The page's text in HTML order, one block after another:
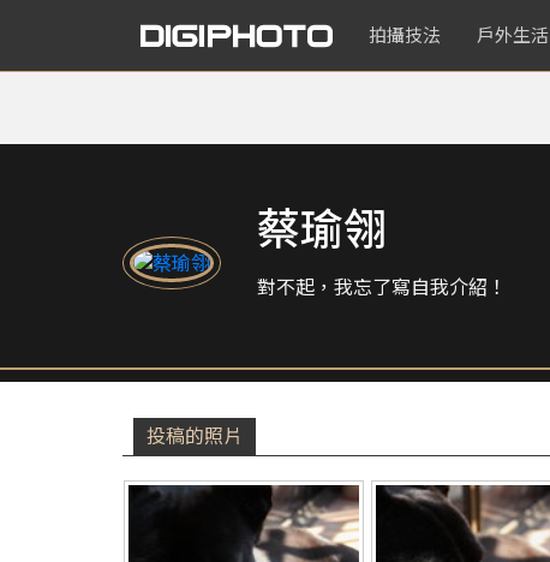
拍攝技法 戶外生活
蔡瑜翎
對不起，我忘了寫自我介紹！
投稿的照片